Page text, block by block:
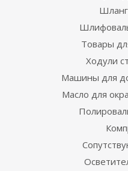
Товары
Ходули
Машины для
Масло для